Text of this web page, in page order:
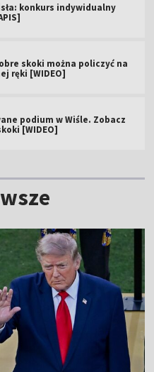
konkurs indywidualny
skoki można policzyć na
ręki [WIDEO]
podium w Wiśle. Zobacz
[WIDEO]